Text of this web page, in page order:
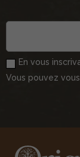
En vous
Vous pouvez